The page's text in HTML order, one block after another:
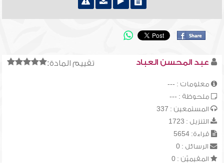
تقييم المادة: عبد المحسن العباد
معلومات : ---
ملحوظة : ---
المستمعين : 337
التنزيل : 1723
قراءة: 5654
الرسائل : 0
المقيميّن : 0